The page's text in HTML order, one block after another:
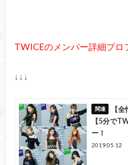
TWICEのメンバー詳細プロ
↓↓↓
【
【5分で
ー！
2019.05.12